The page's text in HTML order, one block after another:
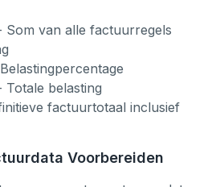
Som van alle factuurregels
Totale belasting
factuurtotaal inclusief
Voorbereiden